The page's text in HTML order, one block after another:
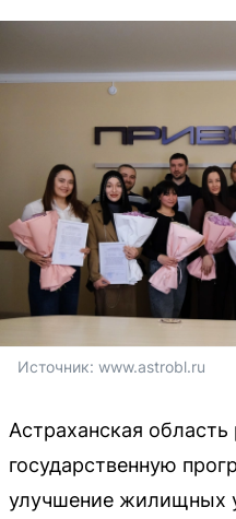
Источник: www.astrobl.ru
Астраханская область
государственную
улучшение жилищных